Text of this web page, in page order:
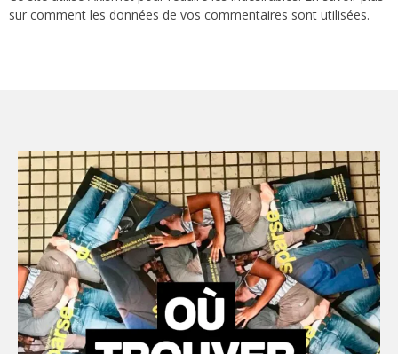
sur comment les données de vos commentaires sont utilisées.